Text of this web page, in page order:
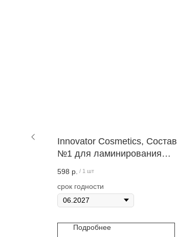
Innovator Cosmetics, Состав
№1 для ламинирования
мл SEXY LAMINATION.
598 р. / 1 шт
срок годности
Подробнее